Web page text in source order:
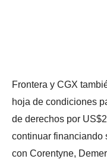
Frontera y CGX
hoja de condiciones
de derechos por
continuar financiando
con Corentyne,